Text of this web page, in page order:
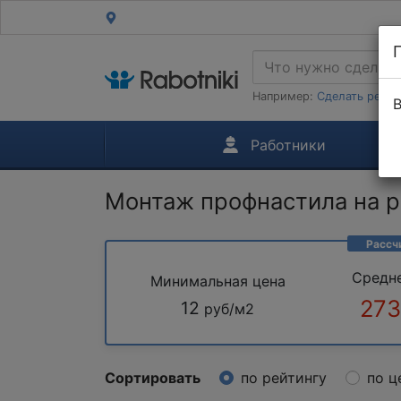
Например: Сделать
Работники
Монтаж профнастила на
Минимальная цена
12 руб/м2
Сортировать по рейтингу по